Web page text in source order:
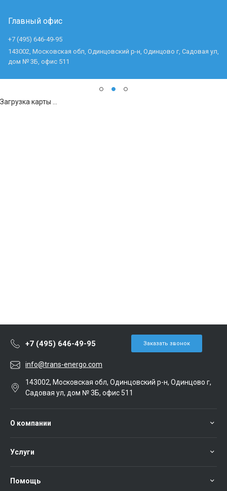
Главный офис
+7 (495) 646-49-95
143002, Московская обл, Одинцовский р-н, Одинцово г, Садовая ул,
дом № 3Б, офис 511
Загрузка карты ...
+7 (495) 646-49-95 Заказать звонок
info@trans-energo.com
143002, Московская обл, Одинцовский р-н, Одинцово г,
Садовая ул, дом № 3Б, офис 511
О компании
Услуги
Помощь